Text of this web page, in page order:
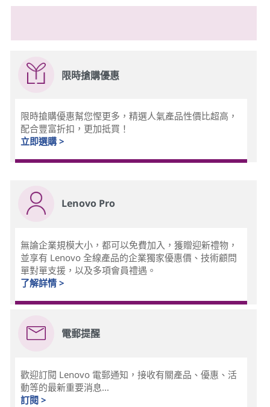
限時搶購優惠
限時搶購優惠幫您慳更多，精選人氣產品性價比超高，
配合豐富折扣，更加抵買！
立即選購 >
Lenovo Pro
無論企業規模大小，都可以免費加入，獲贈迎新禮物，
並享有 Lenovo 全線產品的企業獨家優惠價、技術顧問
單對單支援，以及多項會員禮遇。
了解詳情 >
電郵提醒
歡迎訂閱 Lenovo 電郵通知，接收有關產品、優惠、活
動等的最新重要消息...
訂閱 >